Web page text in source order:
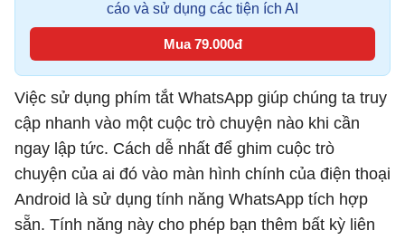
cáo và sử dụng các tiện ích AI
Mua 79.000đ
Việc sử dụng phím tắt WhatsApp giúp chúng ta truy
cập nhanh vào một cuộc trò chuyện nào khi cần
ngay lập tức. Cách dễ nhất để ghim cuộc trò
chuyện của ai đó vào màn hình chính của điện thoại
Android là sử dụng tính năng WhatsApp tích hợp
sẵn. Tính năng này cho phép bạn thêm bất kỳ liên